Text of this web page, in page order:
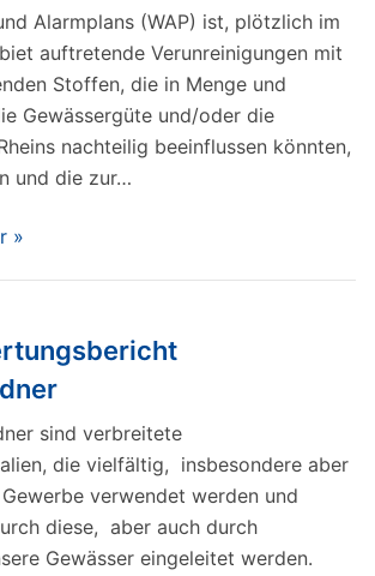
Alarmplans (WAP) ist, plötzlich im
auftretende Verunreinigungen mit
Stoffen, die in Menge und
Gewässergüte und/oder die
nachteilig beeinflussen könnten,
und die zur…
»
sind verbreitete
die vielfältig, insbesondere aber
verwendet werden und
diese, aber auch durch
Gewässer eingeleitet werden.